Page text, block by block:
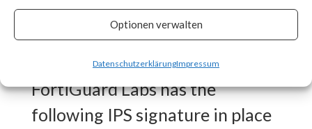
Optionen verwalten
DatenschutzerklärungImpressum
What FortiGuard Coverage is
available?
FortiGuard Labs has the
following IPS signature in place